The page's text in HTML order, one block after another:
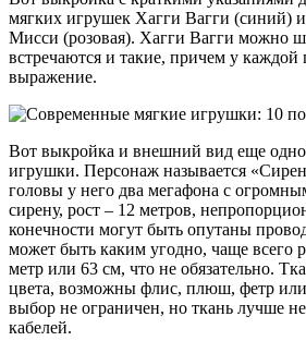
мягких игрушек Хагги Вагги (синий)
Мисси (розовая). Хагги Вагги можно
встречаются и такие, причем у каждой
выражение.
Вот выкройка и внешний вид еще
игрушки. Персонаж называется
головы у него два мегафона с
сирену, рост – 12 метров,
конечности могут быть опутаны
может быть каким угодно, чаще всего
метр или 63 см, что не обязательно.
цвета, возможны флис, плюш, фетр
выбор не ограничен, но ткань лучше
кабелей.